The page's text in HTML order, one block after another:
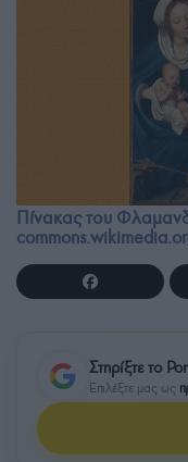
Πίνακας του
Στηρίξτε το
Επιλέξτε μας ως